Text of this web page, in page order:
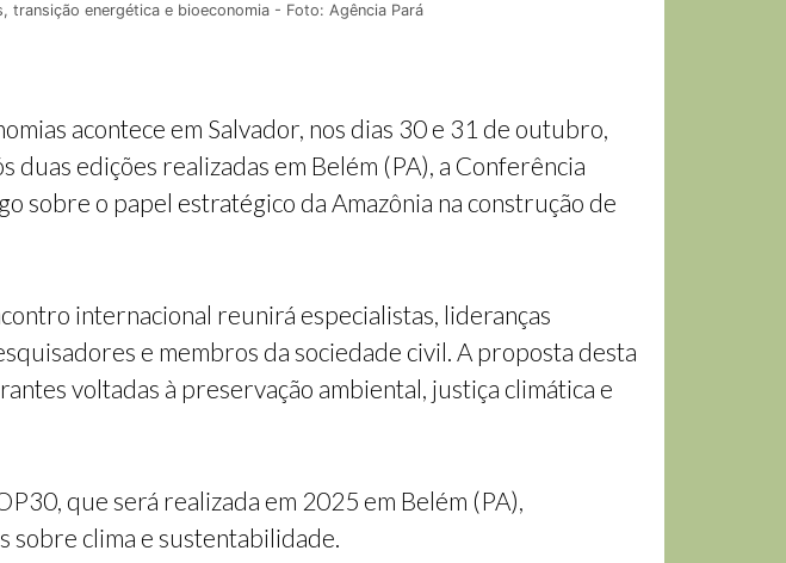
transição energética e bioeconomia - Foto: Agência Pará
acontece em Salvador, nos dias 30 e 31 de outubro,
edições realizadas em Belém (PA), a Conferência
sobre o papel estratégico da Amazônia na construção de
internacional reunirá especialistas, lideranças
e membros da sociedade civil. A proposta desta
voltadas à preservação ambiental, justiça climática e
que será realizada em 2025 em Belém (PA),
sobre clima e sustentabilidade.